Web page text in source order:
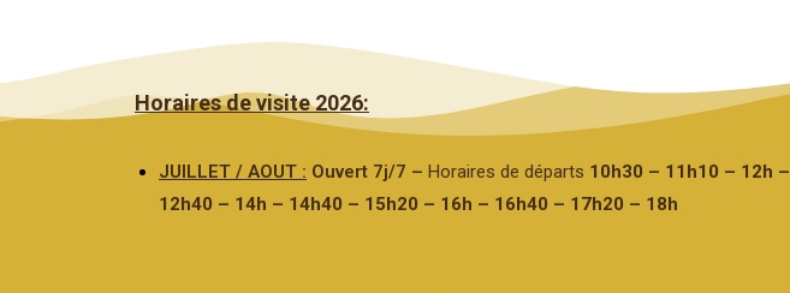
Horaires de visite 2026:
JUILLET / AOUT : Ouvert 7j/7 – Horaires de départs 10h30 – 11h10 – 12h –
12h40 – 14h – 14h40 – 15h20 – 16h – 16h40 – 17h20 – 18h